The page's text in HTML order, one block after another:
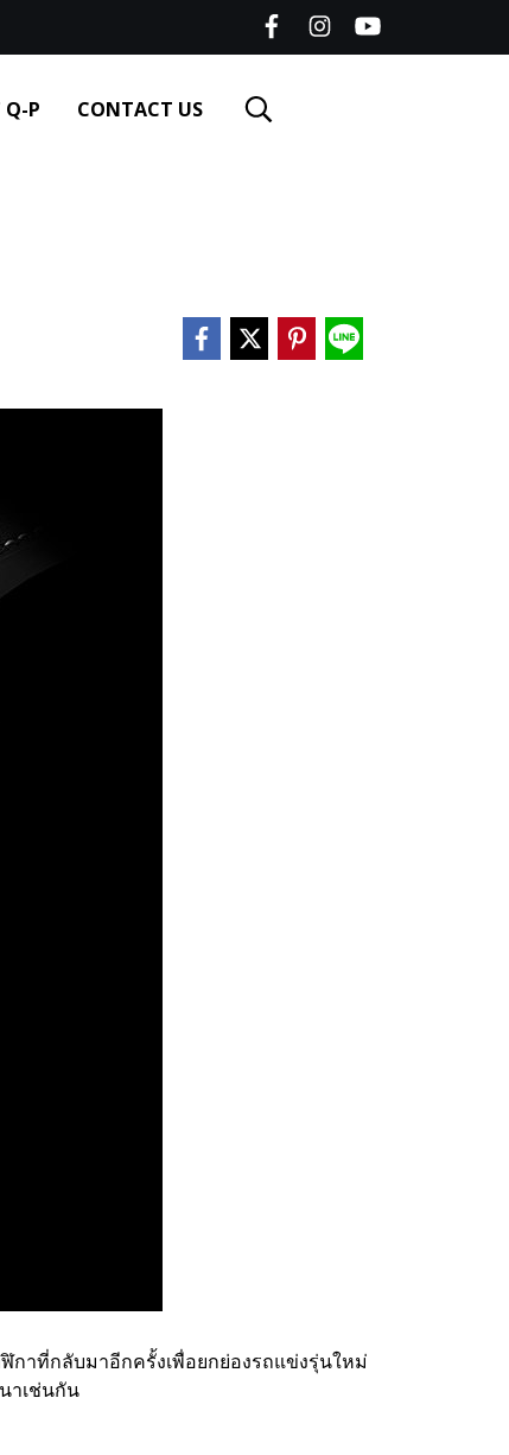
Q-P CONTACT US
าที่กลับมาอีกครั้งเพื่อยกย่องรถแข่งรุ่นใหม่
าเช่นกัน